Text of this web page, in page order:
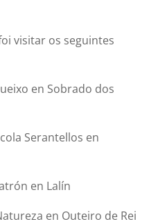
visitar os seguintes
en Sobrado dos
Serantellos en
en Lalín
en Outeiro de Rei